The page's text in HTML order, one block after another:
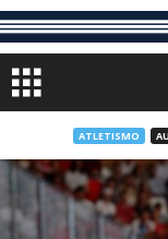
ATLETISMO